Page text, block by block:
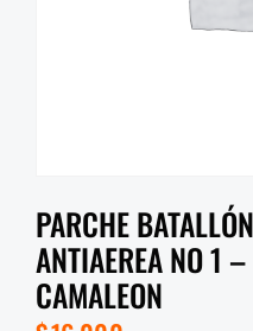
PARCHE
ANTIAEREA NO 1
CAMALEON